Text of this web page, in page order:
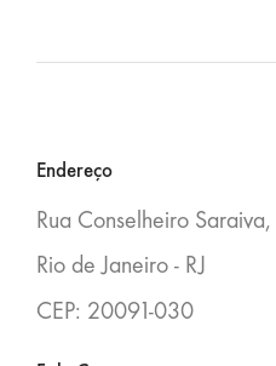
Endereço
Rua Conselheiro
Rio de Janeiro - RJ
CEP: 20091-030